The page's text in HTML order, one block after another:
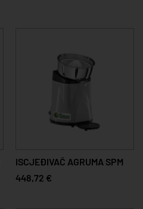
ISCJEĐIVAČ AGRUMA SPM
448,72 €